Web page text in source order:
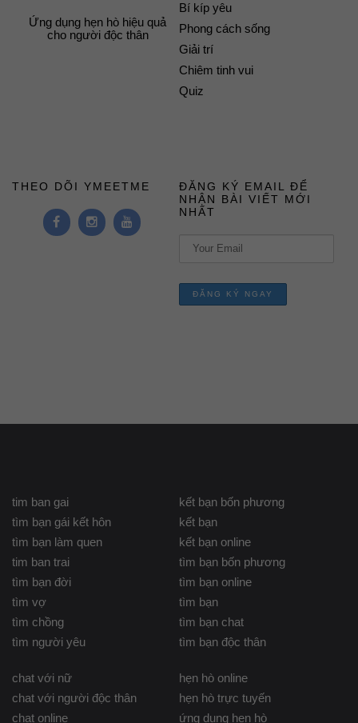
Ứng dụng hẹn hò hiệu quả
cho người độc thân
Bí kíp yêu
Phong cách sống
Giải trí
Chiêm tinh vui
Quiz
THEO DÕI YMEETME
ĐĂNG KÝ EMAIL ĐỂ
NHẬN BÀI VIẾT MỚI
NHẤT
tim ban gai
tìm bạn gái kết hôn
tìm bạn làm quen
tim ban trai
tìm bạn đời
tìm vợ
tìm chồng
tìm người yêu
kết bạn bốn phương
kết bạn
kết bạn online
tìm bạn bốn phương
tìm bạn online
tìm bạn
tìm bạn chat
tìm bạn độc thân
chat với nữ
chat với người độc thân
chat online
hẹn hò online
hẹn hò trực tuyến
ứng dụng hẹn hò